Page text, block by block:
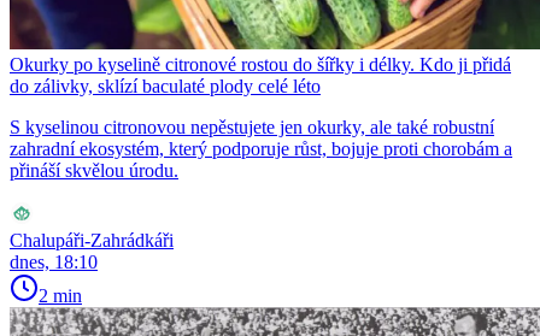
Okurky po kyselině citronové rostou do šířky i délky. Kdo ji přidá
do zálivky, sklízí baculaté plody celé léto
S kyselinou citronovou nepěstujete jen okurky, ale také robustní
zahradní ekosystém, který podporuje růst, bojuje proti chorobám a
přináší skvělou úrodu.
Chalupáři-Zahrádkáři
dnes, 18:10
2 min